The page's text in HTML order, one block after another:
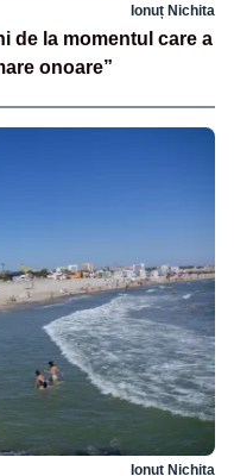
Ionuț Nichita
de la momentul care a
onoare”
Ionuț Nichita